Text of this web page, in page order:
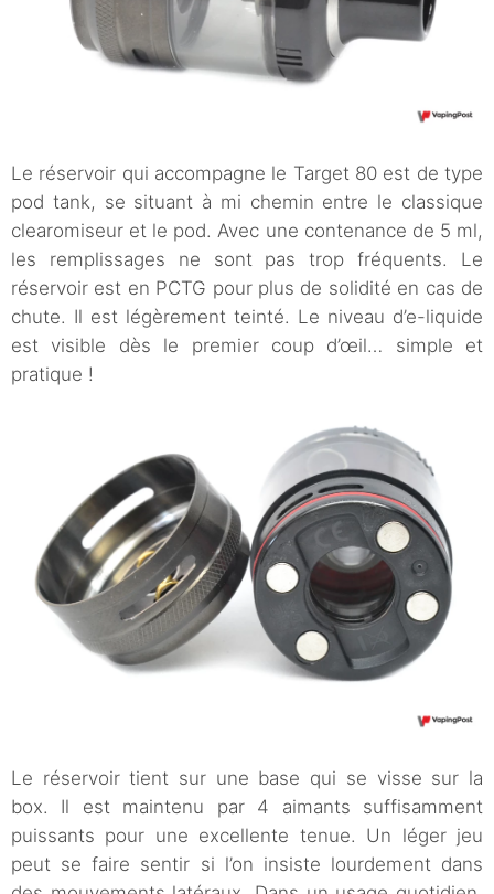
Le réservoir qui accompagne le Target 80 est de type
pod tank, se situant à mi chemin entre le classique
clearomiseur et le pod. Avec une contenance de 5 ml,
les remplissages ne sont pas trop fréquents. Le
réservoir est en PCTG pour plus de solidité en cas de
chute. Il est légèrement teinté. Le niveau d’e-liquide
est visible dès le premier coup d’œil… simple et
pratique !
Le réservoir tient sur une base qui se visse sur la
box. Il est maintenu par 4 aimants suffisamment
puissants pour une excellente tenue. Un léger jeu
peut se faire sentir si l’on insiste lourdement dans